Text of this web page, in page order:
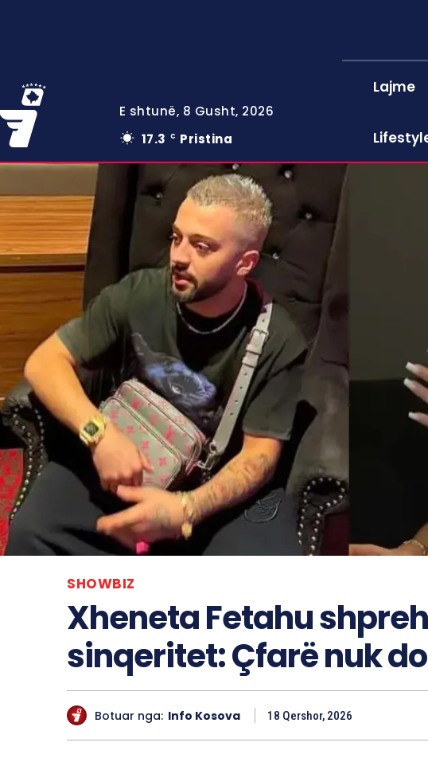
E shtunë, 8 Gusht, 2026
17.3
C Pristina
Lajme
SHOWBIZ
Xheneta Fetahu
sinqeritet: Çfarë nuk
Botuar nga: Info Kosova 18 Qershor, 2026